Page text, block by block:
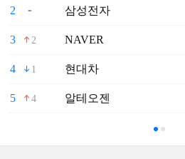
2 삼성전자
3 2 NAVER
4 1 현대차
5 4 알테오젠